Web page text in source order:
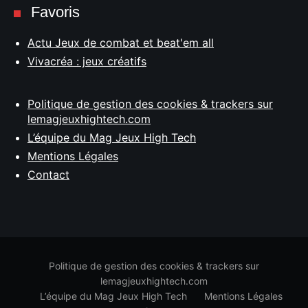
Favoris
Actu Jeux de combat et beat'em all
Vivacréa : jeux créatifs
Politique de gestion des cookies & trackers sur
lemagjeuxhightech.com
L’équipe du Mag Jeux High Tech
Mentions Légales
Contact
Politique de gestion des cookies & trackers sur
lemagjeuxhightech.com
L’équipe du Mag Jeux High Tech
Mentions Légales